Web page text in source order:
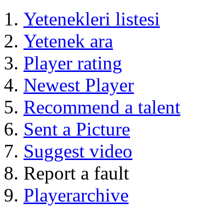
Yetenekleri listesi
Yetenek ara
Player rating
Newest Player
Recommend a talent
Sent a Picture
Suggest video
Report a fault
Playerarchive